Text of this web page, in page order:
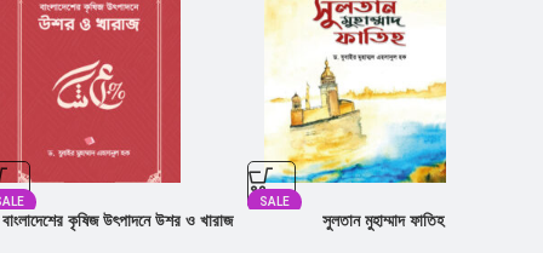
বাংলাদেশের কৃষিজ উৎপাদনে উশর ও খারাজ
SALE
সুলতান মুহাম্মাদ ফাতিহ